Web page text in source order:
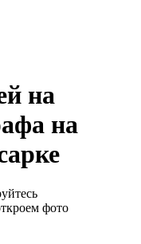
на
на
фото